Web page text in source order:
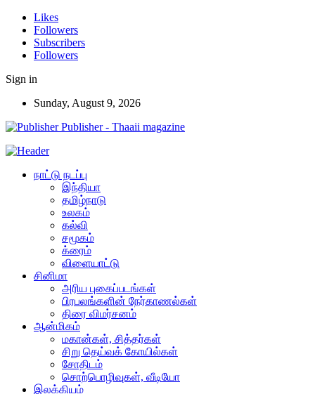
Likes
Followers
Subscribers
Followers
Sign in
Sunday, August 9, 2026
Publisher - Thaaii magazine
நாட்டு நடப்பு
இந்தியா
தமிழ்நாடு
உலகம்
கல்வி
சமூகம்
க்ரைம்
விளையாட்டு
சினிமா
அரிய புகைப்படங்கள்
பிரபலங்களின் நேர்காணல்கள்
திரை விமர்சனம்
ஆன்மிகம்
மகான்கள், சித்தர்கள்
சிறு தெய்வக் கோயில்கள்
சோதிடம்
சொற்பொழிவுகள், வீடியோ
இலக்கியம்